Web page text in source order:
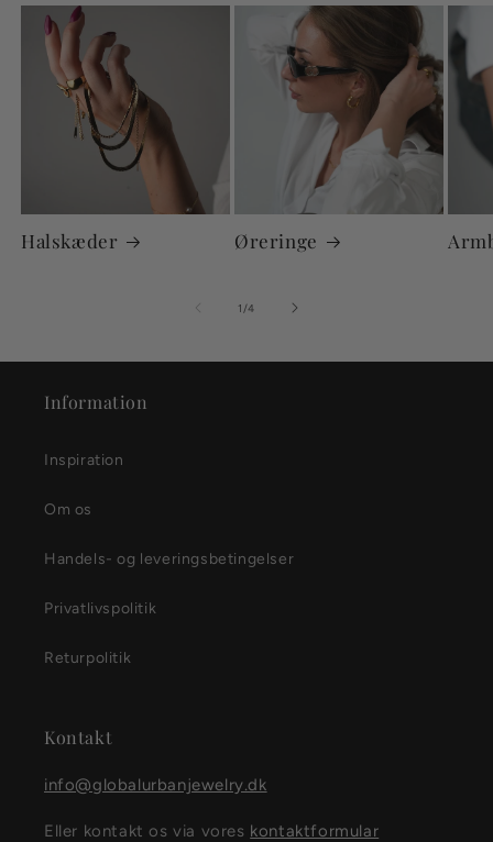
Halskæder Øreringe
1 /af
4
Information
Inspiration
Om os
Handels- og leveringsbetingelser
Privatlivspolitik
Returpolitik
Kontakt
info@globalurbanjewelry.dk
Eller kontakt os via vores kontaktformular